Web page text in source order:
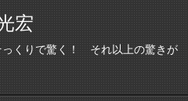
宏
っくりで驚く！ それ以上の驚きが